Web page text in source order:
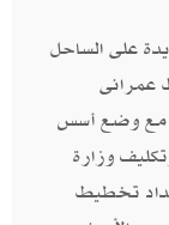
على الساحل
عمرانى
مع وضع أسس
وزارة
تخطيط